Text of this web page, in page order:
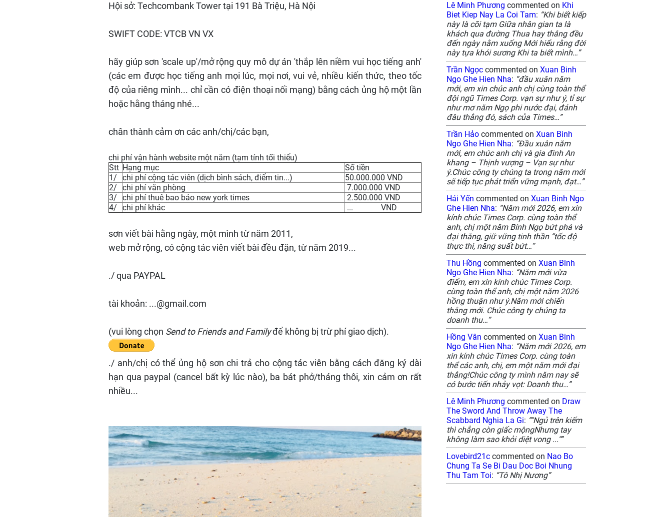
Hội sở: Techcombank Tower tại 191 Bà Triệu, Hà Nội
SWIFT CODE: VTCB VN VX
hãy giúp sơn 'scale up'/mở rộng quy mô dự án 'thắp lên niềm vui học tiếng anh'
(các em được học tiếng anh mọi lúc, mọi nơi, vui vẻ, nhiều kiến thức, theo tốc
độ của riêng mình... chỉ cần có điện thoại nối mạng) bằng cách ủng hộ một lần
hoặc hằng tháng nhé...
chân thành cảm ơn các anh/chị/các bạn,
chi phí vận hành website một năm (tạm tính tối thiểu)
Stt Hạng mục
Số tiền
1/
chi phí cộng tác viên (dịch bình sách, điểm tin...)
50.000.000 VND
2/
chi phí văn phòng
7.000.000 VND
3/
chi phí thuê bao báo new york times
2.500.000 VND
4/
chi phí khác ... VND
sơn viết bài hằng ngày, một mình từ năm 2011,
web mở rộng, có cộng tác viên viết bài đều đặn, từ năm 2019...
./ qua PAYPAL
tài khoản: ...@gmail.com
(vui lòng chọn Send to Friends and Familyđể không bị trừ phí giao dịch).
./ anh/chị có thể ủng hộ sơn chi trả cho cộng tác viên bằng cách đăng ký dài
hạn qua paypal (cancel bất kỳ lúc nào), ba bát phở/tháng thôi, xin cảm ơn rất
nhiều...
Lê Minh Phương commented on Khi
Biet Kiep Nay La Coi Tam: “Khi biết kiếp
này là cõi tạm Giữa nhân gian ta là
khách qua đường Thua hay thắng đều
đến ngày nằm xuống Mới hiểu rằng đời
này tựa khói sương Khi ta biết mình…”
Trần Ngọc commented on Xuan Binh
Ngo Ghe Hien Nha: “đầu xuân năm
mới, em xin chúc anh chị cùng toàn thể
đội ngũ Times Corp. vạn sự như ý, tỉ sự
như mơ năm Ngọ phi nước đại, đánh
đâu thắng đó, sách của Times…”
Trần Hảo commented on Xuan Binh
Ngo Ghe Hien Nha: “Đầu xuân năm
mới, em chúc anh chị và gia đình An
khang – Thịnh vượng – Vạn sự như
ý.Chúc công ty chúng ta trong năm mới
sẽ tiếp tục phát triển vững mạnh, đạt…”
Hải Yến commented on Xuan Binh Ngo
Ghe Hien Nha: “Năm mới 2026, em xin
kính chúc Times Corp. cùng toàn thể
anh, chị một năm Bính Ngọ bứt phá và
đại thắng, giữ vững tinh thần “tốc độ
thực thi, năng suất bứt…”
Thu Hồng commented on Xuan Binh
Ngo Ghe Hien Nha: “Năm mới vừa
điểm, em xin kính chúc Times Corp.
cùng toàn thể anh, chị một năm 2026
hồng thuận như ý.Năm mới chiến
thắng mới. Chúc công ty chúng ta
doanh thu…”
Hồng Vân commented on Xuan Binh
Ngo Ghe Hien Nha: “Năm mới 2026, em
xin kính chúc Times Corp. cùng toàn
thể các anh, chị, em một năm mới đại
thắng!Chúc công ty mình năm nay sẽ
có bước tiến nhảy vọt: Doanh thu…”
Lê Minh Phương commented on Draw
The Sword And Throw Away The
Scabbard Nghia La Gi: “"Ngủ trên kiếm
thì chẳng còn giấc mộngNhưng tay
không làm sao khỏi diệt vong ..."”
Lovebird21c commented on Nao Bo
Chung Ta Se Bi Dau Doc Boi Nhung
Thu Tam Toi: “Tô Nhị Nương”